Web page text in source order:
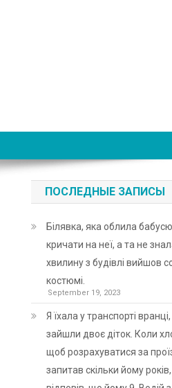
ПОСЛЕДНЫЕ ЗАПИСЫ
Білявка, яка облила
кричати на неї, а та не
хвилину з будівлі вийшов
костюмі.
September 19, 2023
Я їхала у транспорті
зайшли двоє діток. Коли
щоб розрахуватися за
запитав скільки йому